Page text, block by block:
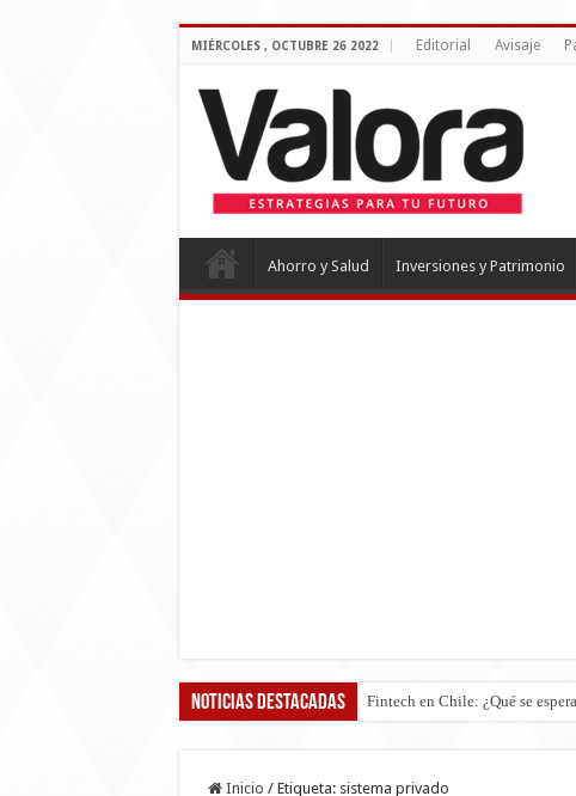
MIÉRCOLES , OCTUBRE 26 2022 Editorial Avisaje
Ahorro y Salud Inversiones y Patrimonio
Noticias destacadas Boric vs Kast: L
Inicio / Etiqueta: sistema privado